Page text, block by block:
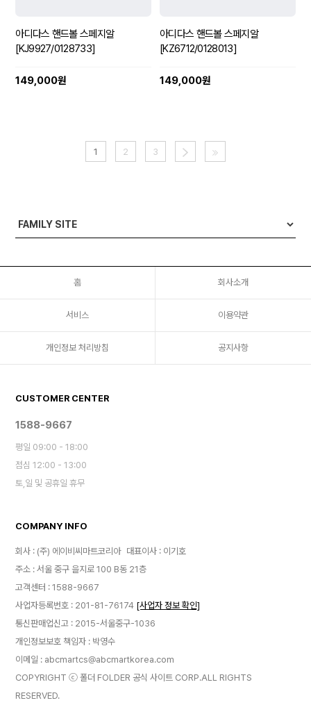
아디다스 핸드볼 스페지알
[KJ9927/0128733]
149,000원
아디다스 핸드볼 스페지알
[KZ6712/0128013]
149,000원
1 2 3
홈 회사소개
서비스 이용약관
개인정보 처리방침 공지사항
CUSTOMER CENTER
1588-9667
평일 09:00 - 18:00
점심 12:00 - 13:00
토,일 및 공휴일 휴무
COMPANY INFO
회사 : (주) 에이비씨마트코리아 대표이사 : 이기호
주소 : 서울 중구 을지로 100 B동 21층
고객센터 : 1588-9667
사업자등록번호 : 201-81-76174 [사업자 정보 확인]
통신판매업신고 : 2015-서울중구-1036
개인정보보호 책임자 : 박영수
이메일 : abcmartcs@abcmartkorea.com
COPYRIGHT ⓒ 폴더 FOLDER 공식 사이트 CORP.ALL RIGHTS
RESERVED.